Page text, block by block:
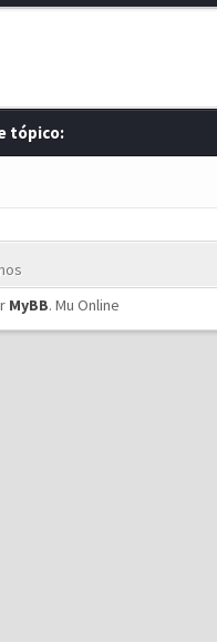
tópico:
MyBB. Mu Online